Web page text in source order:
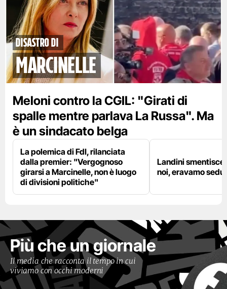
disastro di
marcinelle
Meloni contro la CGIL: "Girati di
spalle mentre parlava La Russa". Ma
è un sindacato belga
La polemica di FdI, rilanciata
dalla premier: "Vergognoso
girarsi a Marcinelle, non è luogo
di divisioni politiche"
Landini
noi, eravamo
Più che un giornale
Il media che racconta il tempo in cui
viviamo con occhi moderni